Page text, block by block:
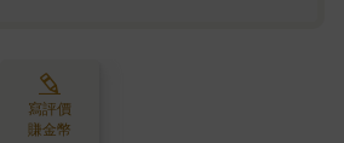
寫評價
賺金幣